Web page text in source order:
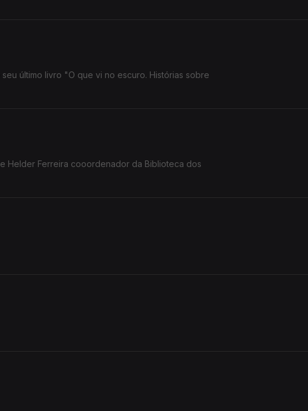
último livro "O que vi no escuro. Histórias sobre
Helder Ferreira cooordenador da Biblioteca dos